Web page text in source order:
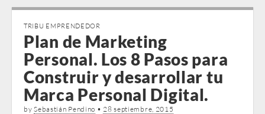
TRIBU EMPRENDEDOR
Plan de Marketing
Personal. Los 8 Pasos para
Construir y desarrollar tu
Marca Personal Digital.
bySebastián Pendino • 28 septiembre, 2015